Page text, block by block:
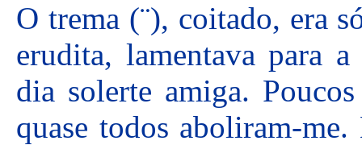
O trema (¨), coitado, era
erudita, lamentava para
dia solerte amiga.
quase todos aboliram-